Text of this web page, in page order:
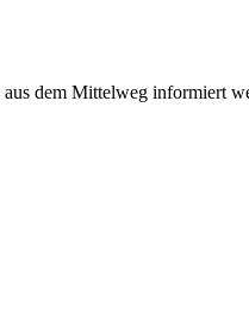
dem Mittelweg informiert